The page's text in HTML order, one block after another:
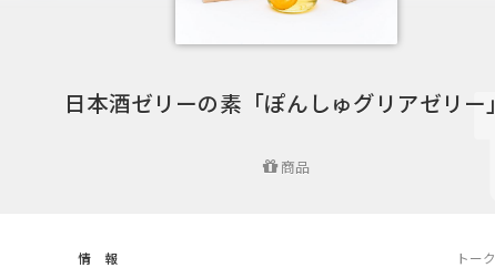
日本酒ゼリーの素「ぽんしゅグリアゼリー」
商品
情 報 トーク